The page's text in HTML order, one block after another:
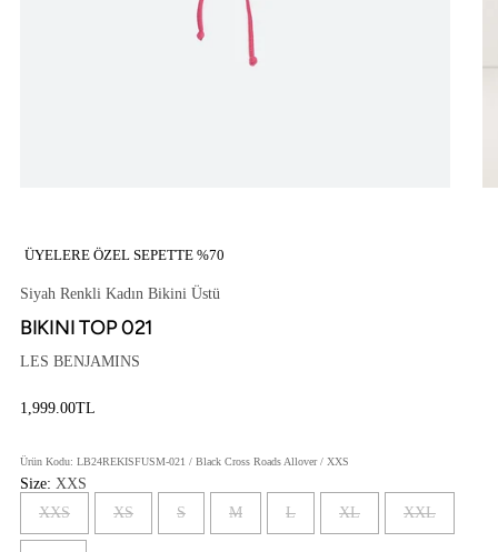
ÜYELERE ÖZEL SEPETTE %70
Siyah Renkli Kadın Bikini Üstü
BIKINI TOP 021
LES BENJAMINS
Fiyat
1,999.00TL
Ürün Kodu: LB24REKISFUSM-021 / Black Cross Roads Allover / XXS
Size: XXS
XXS
XS S M L XL XXL